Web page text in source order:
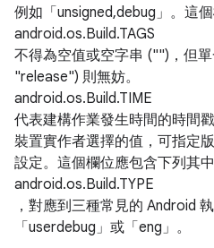
例如「unsigned,debug」。這
android.os.Build.TAGS
不得為空值或空字串 ("")，但
"release") 則無妨。
android.os.Build.TIME
代表建構作業發生時間的時間戳
裝置實作者選擇的值，可指定
設定。這個欄位應包含下列其
android.os.Build.TYPE
，對應到三種常見的 Android
「userdebug」或「eng」。